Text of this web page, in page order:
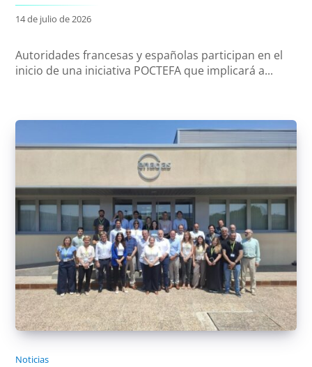
14 de julio de 2026
Autoridades francesas y españolas participan en el
inicio de una iniciativa POCTEFA que implicará a...
Noticias